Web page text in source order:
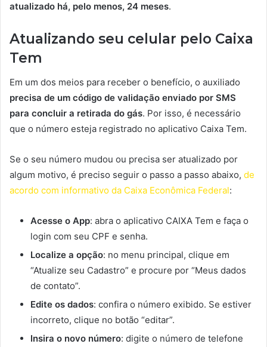
atualizado há, pelo menos, 24 meses.
Atualizando seu celular pelo Caixa
Tem
Em um dos meios para receber o benefício, o auxiliado
precisa de um código de validação enviado por SMS
para concluir a retirada do gás. Por isso, é necessário
que o número esteja registrado no aplicativo Caixa Tem.
Se o seu número mudou ou precisa ser atualizado por
algum motivo, é preciso seguir o passo a passo abaixo, de
acordo com informativo da Caixa Econômica Federal:
Acesse o App: abra o aplicativo CAIXA Tem e faça o
login com seu CPF e senha.
Localize a opção: no menu principal, clique em
“Atualize seu Cadastro” e procure por “Meus dados
de contato”.
Edite os dados: confira o número exibido. Se estiver
incorreto, clique no botão “editar”.
Insira o novo número: digite o número de telefone